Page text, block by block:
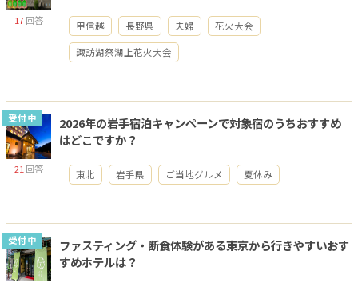
17回答 甲信越 長野県 夫婦 花火大会
諏訪湖祭湖上花火大会
受付中
21 回答
2026年の岩手宿泊キャンペーンで対象宿のうちおすすめ
はどこですか？
東北 岩手県 ご当地グルメ 夏休み
受付中
ファスティング・断食体験がある東京から行きやすいおす
すめホテルは？